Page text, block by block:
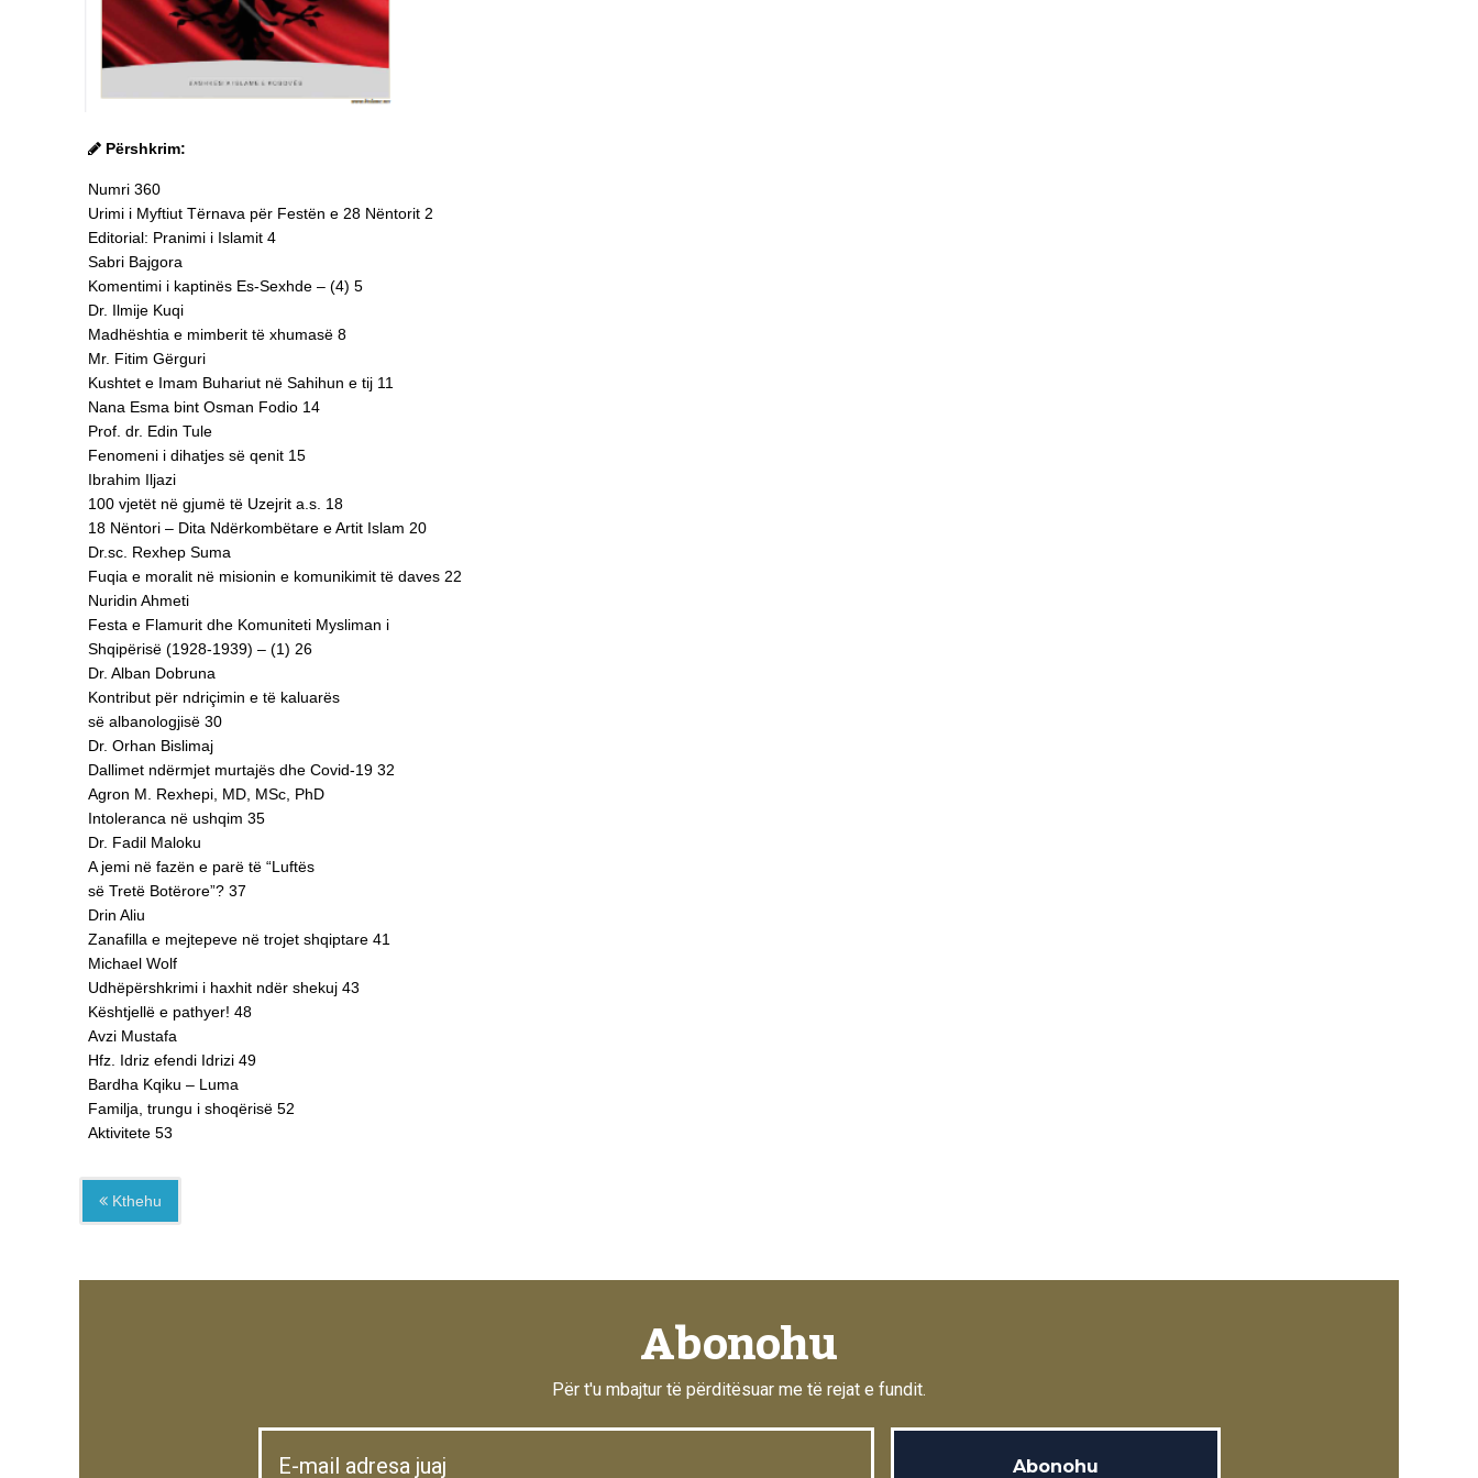
Përshkrim:
Numri 360
Urimi i Myftiut Tërnava për Festën e 28 Nëntorit 2
Editorial: Pranimi i Islamit 4
Sabri Bajgora
Komentimi i kaptinës Es-Sexhde – (4) 5
Dr. Ilmije Kuqi
Madhështia e mimberit të xhumasë 8
Mr. Fitim Gërguri
Kushtet e Imam Buhariut në Sahihun e tij 11
Nana Esma bint Osman Fodio 14
Prof. dr. Edin Tule
Fenomeni i dihatjes së qenit 15
Ibrahim Iljazi
100 vjetët në gjumë të Uzejrit a.s. 18
18 Nëntori – Dita Ndërkombëtare e Artit Islam 20
Dr.sc. Rexhep Suma
Fuqia e moralit në misionin e komunikimit të daves 22
Nuridin Ahmeti
Festa e Flamurit dhe Komuniteti Mysliman i
Shqipërisë (1928-1939) – (1) 26
Dr. Alban Dobruna
Kontribut për ndriçimin e të kaluarës
së albanologjisë 30
Dr. Orhan Bislimaj
Dallimet ndërmjet murtajës dhe Covid-19 32
Agron M. Rexhepi, MD, MSc, PhD
Intoleranca në ushqim 35
Dr. Fadil Maloku
A jemi në fazën e parë të “Luftës
së Tretë Botërore”? 37
Drin Aliu
Zanafilla e mejtepeve në trojet shqiptare 41
Michael Wolf
Udhëpërshkrimi i haxhit ndër shekuj 43
Kështjellë e pathyer! 48
Avzi Mustafa
Hfz. Idriz efendi Idrizi 49
Bardha Kqiku – Luma
Familja, trungu i shoqërisë 52
Aktivitete 53
Kthehu
Abonohu
Për t'u mbajtur të përditësuar me të rejat e fundit.